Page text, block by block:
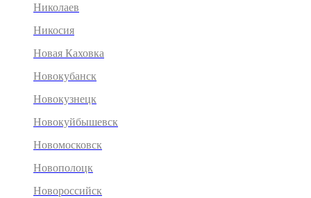
Николаев
Никосия
Новая Каховка
Новокубанск
Новокузнецк
Новокуйбышевск
Новомосковск
Новополоцк
Новороссийск